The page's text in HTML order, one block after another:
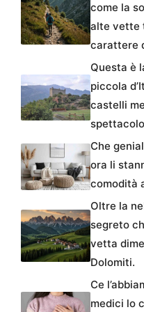
come la
alte vette
carattere
Questa è
piccola
castelli
spettacolo
Che
ora li
comodità
Oltre la
segreto
vetta
Dolomiti.
Ce
medici lo